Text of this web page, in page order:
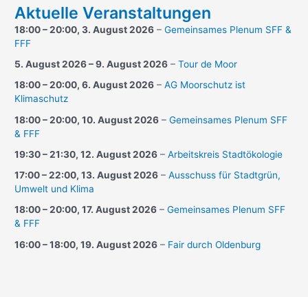
Aktuelle Veranstaltungen
18:00–20:00,3. August 2026 –Gemeinsames Plenum SFF &
FFF
5. August 2026–9. August 2026 –Tour de Moor
18:00–20:00,6. August 2026 –AG Moorschutz ist
Klimaschutz
18:00–20:00,10. August 2026 –Gemeinsames Plenum SFF
& FFF
19:30–21:30,12. August 2026 –Arbeitskreis Stadtökologie
17:00–22:00,13. August 2026 –Ausschuss für Stadtgrün,
Umwelt und Klima
18:00–20:00,17. August 2026 –Gemeinsames Plenum SFF
& FFF
16:00–18:00,19. August 2026 – Fair durch Oldenburg